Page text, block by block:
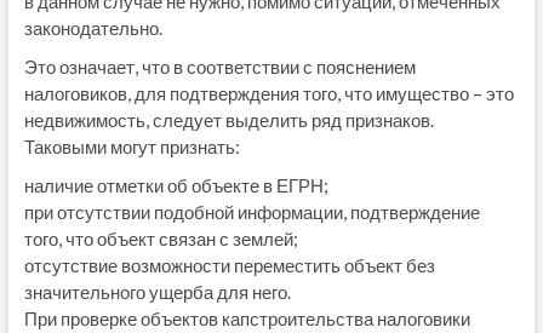
законодательно.
Это означает, что в соответствии с пояснением
налоговиков, для подтверждения того, что имущество – это
недвижимость, следует выделить ряд признаков.
Таковыми могут признать:
наличие отметки об объекте в ЕГРН;
при отсутствии подобной информации, подтверждение
того, что объект связан с землей;
отсутствие возможности переместить объект без
значительного ущерба для него.
При проверке объектов капстроительства налоговики